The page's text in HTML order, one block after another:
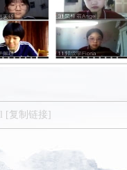
[复制链接]